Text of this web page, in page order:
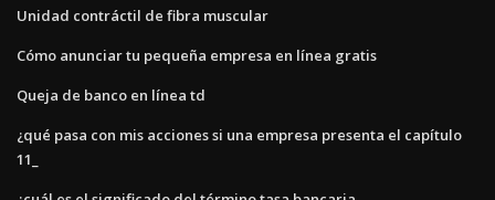
Unidad contráctil de fibra muscular
Cómo anunciar tu pequeña empresa en línea gratis
Queja de banco en línea td
¿qué pasa con mis acciones si una empresa presenta el capítulo
11_